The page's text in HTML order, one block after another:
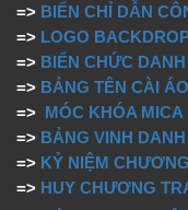
=> BIỂN CHỈ DẪN
=> LOGO
=> BIỂN CHỨC
=> BẢNG TÊN CÀI ÁO
=> MÓC KHÓA MICA
=> BẢNG VINH DANH
=> KỶ NIỆM
=> HUY CHƯƠNG